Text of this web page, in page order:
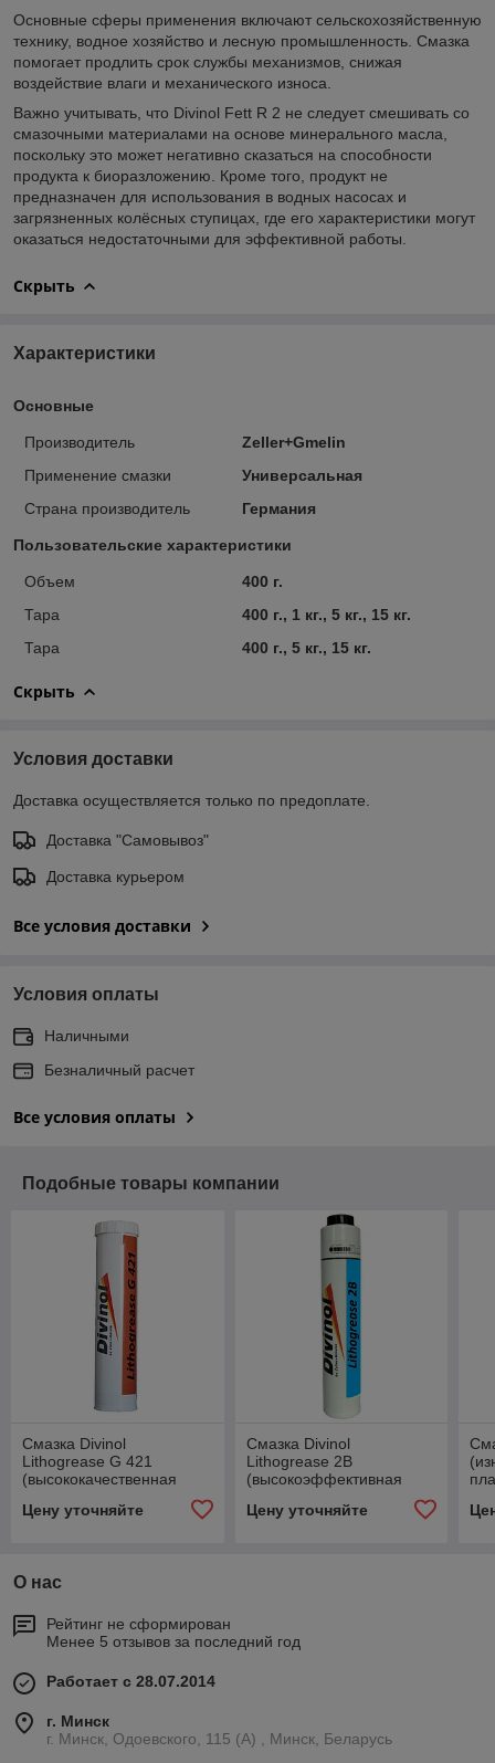
Основные сферы применения включают сельскохозяйственную
технику, водное хозяйство и лесную промышленность. Смазка
помогает продлить срок службы механизмов, снижая
воздействие влаги и механического износа.
Важно учитывать, что Divinol Fett R 2 не следует смешивать со
смазочными материалами на основе минерального масла,
поскольку это может негативно сказаться на способности
продукта к биоразложению. Кроме того, продукт не
предназначен для использования в водных насосах и
загрязненных колёсных ступицах, где его характеристики могут
оказаться недостаточными для эффективной работы.
Скрыть
Характеристики
Основные
Производитель
Zeller+Gmelin
Применение смазки
Универсальная
Страна производитель
Германия
Пользовательские характеристики
Объем
400 г.
Тара
400 г., 1 кг., 5 кг., 15 кг.
Тара
400 г., 5 кг., 15 кг.
Скрыть
Условия доставки
Доставка осуществляется только по предоплате.
Доставка "Самовывоз"
Доставка курьером
Все условия доставки
Условия оплаты
Наличными
Безналичный расчет
Все условия оплаты
Подобные товары компании
Смазка Divinol
Lithogrease G 421
(высококачественная
пластичная смазка) 400
Цену уточняйте
Смазка Divinol
Lithogrease 2B
(высокоэффективная
пластичная смазка) 400
Цену уточняйте
О нас
Рейтинг не сформирован
Менее 5 отзывов за последний год
Работает с 28.07.2014
г. Минск
г. Минск, Одоевского, 115 (А) , Минск, Беларусь